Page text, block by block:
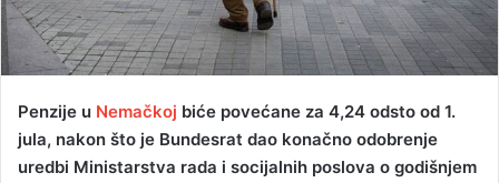
Penzije u Nemačkoj biće povećane za 4,24 odsto od 1.
jula, nakon što je Bundesrat dao konačno odobrenje
uredbi Ministarstva rada i socijalnih poslova o godišnjem